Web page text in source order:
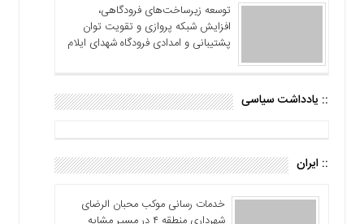
توسعه زیرساخت‌های فرودگاهی،
افزایش شبکه پروازی و تقویت توان
پشتیبانی و امدادی فرودگاه شهدای ایلام
:: یادداشت سیاسی
:: ایران
خدمات رسانی موکب محبان الرضای